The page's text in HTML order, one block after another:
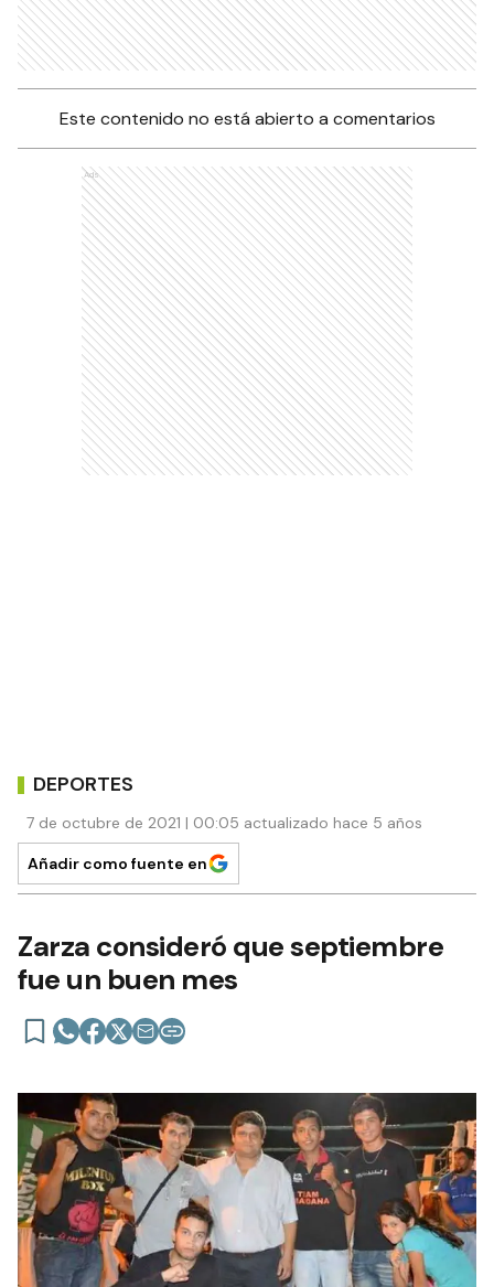
Este contenido no está abierto a comentarios
Ads
DEPORTES
7 de octubre de 2021 | 00:05 actualizado hace 5 años
Añadir como fuente en
Zarza consideró que septiembre
fue un buen mes